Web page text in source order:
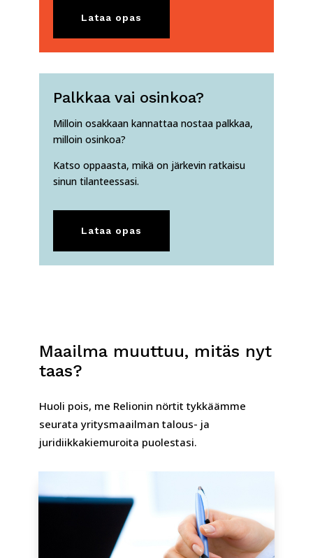
Lataa opas
Palkkaa vai osinkoa?
Milloin osakkaan kannattaa nostaa palkkaa,
milloin osinkoa?
Katso oppaasta, mikä on järkevin ratkaisu
sinun tilanteessasi.
Lataa opas
Maailma muuttuu, mitäs nyt
taas?
Huoli pois, me Relionin nörtit tykkäämme
seurata yritysmaailman talous- ja
juridiikkakiemuroita puolestasi.